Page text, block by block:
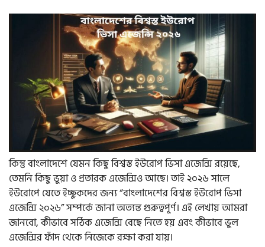
কিন্তু বাংলাদেশে যেমন কিছু বিশ্বস্ত ইউরোপ ভিসা এজেন্সি রয়েছে,
তেমনি কিছু ভুয়া ও প্রতারক এজেন্সিও আছে। তাই ২০২৬ সালে
ইউরোপে যেতে ইচ্ছুকদের জন্য “বাংলাদেশের বিশ্বস্ত ইউরোপ ভিসা
এজেন্সি ২০২৬” সম্পর্কে জানা অত্যন্ত গুরুত্বপূর্ণ। এই লেখায় আমরা
জানবো, কীভাবে সঠিক এজেন্সি বেছে নিতে হয় এবং কীভাবে ভুল
এজেন্সির ফাঁদ থেকে নিজেকে রক্ষা করা যায়।